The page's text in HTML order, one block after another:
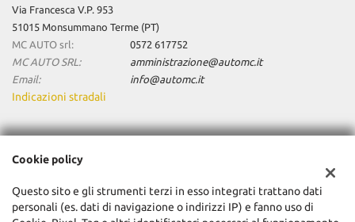
Via Francesca V.P. 953
51015 Monsummano Terme (PT)
MC AUTO srl:
0572 617752
MC AUTO SRL:
amministrazione@automc.it
Email:
info@automc.it
Indicazioni stradali
Dati fiscali:
Via Francesca V.P. 953, Monsummano Terme (PT)
C.F/P.IVA:01904480470
Cookie policy
Questo sito e gli strumenti terzi in esso integrati trattano dati
personali (es. dati di navigazione o indirizzi IP) e fanno uso di